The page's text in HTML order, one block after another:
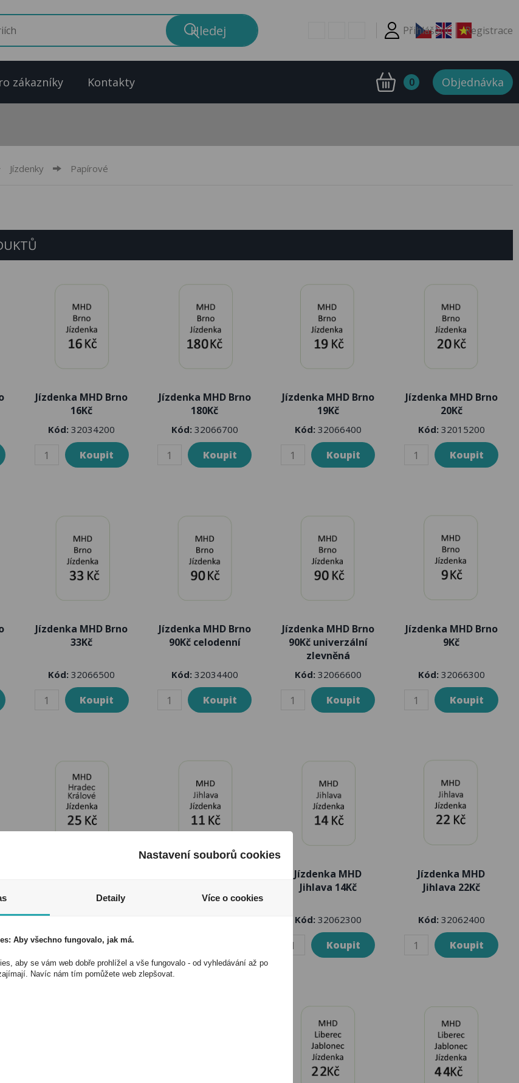
Přihlášení Registrace
zákazníky Kontakty 0 Objednávka
Jízdenky Papírové
Jízdenka MHD Brno
16Kč
Kód: 32034200
Jízdenka MHD Brno
180Kč
Kód: 32066700
Jízdenka MHD Brno
19Kč
Kód: 32066400
Jízdenka MHD Brno
20Kč
Kód: 32015200
Jízdenka MHD Brno
33Kč
Kód: 32066500
Jízdenka MHD Brno
90Kč celodenní
Kód: 32034400
Jízdenka MHD Brno
90Kč univerzální
zlevněná
Kód: 32066600
Jízdenka MHD Brno
9Kč
Kód: 32066300
Kód:
Jízdenka MHD
Jihlava 14Kč
Kód: 32062300
Jízdenka MHD
Jihlava 22Kč
Kód: 32062400
Nastavení souborů cookies
Detaily Více o cookies
Aby všechno fungovalo, jak má.
aby se vám web dobře prohlížel a vše fungovalo - od vyhledávání až po
Navíc nám tím pomůžete web zlepšovat.